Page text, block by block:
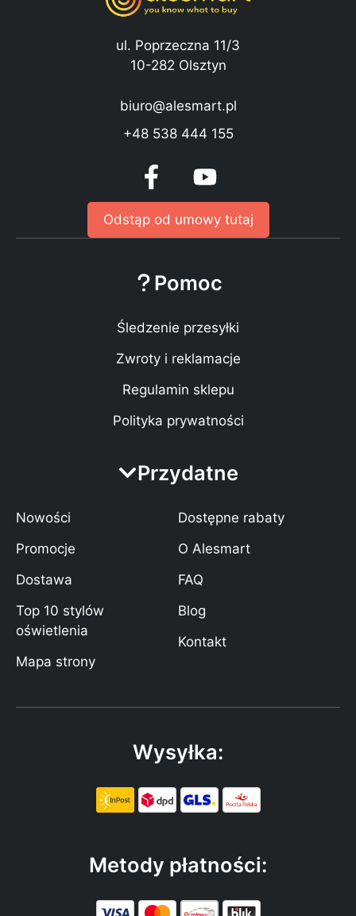
ul. Poprzeczna 11/3
10-282 Olsztyn
biuro@alesmart.pl
+48 538 444 155
Odstąp od umowy tutaj
Pomoc
Śledzenie przesyłki
Zwroty i reklamacje
Regulamin sklepu
Polityka prywatności
Przydatne
Nowości
Promocje
Dostawa
Top 10 stylów
oświetlenia
Mapa strony
Dostępne rabaty
O Alesmart
FAQ
Blog
Kontakt
Wysyłka:
Metody płatności: